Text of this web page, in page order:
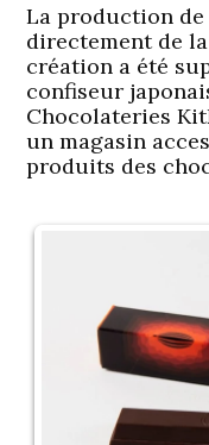
La production de
directement de
création a été
confiseur
Chocolateries
un magasin
produits des